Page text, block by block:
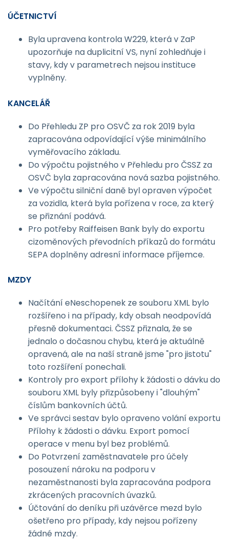
ÚČETNICTVÍ
Byla upravena kontrola W229, která v ZaP
upozorňuje na duplicitní VS, nyní zohledňuje i
stavy, kdy v parametrech nejsou instituce
vyplněny.
KANCELÁŘ
Do Přehledu ZP pro OSVČ za rok 2019 byla
zapracována odpovídající výše minimálního
vyměřovacího základu.
Do výpočtu pojistného v Přehledu pro ČSSZ za
OSVČ byla zapracována nová sazba pojistného.
Ve výpočtu silniční daně byl opraven výpočet
za vozidla, která byla pořízena v roce, za který
se přiznání podává.
Pro potřeby Raiffeisen Bank byly do exportu
cizoměnových převodních příkazů do formátu
SEPA doplněny adresní informace příjemce.
MZDY
Načítání eNeschopenek ze souboru XML bylo
rozšířeno i na případy, kdy obsah neodpovídá
přesně dokumentaci. ČSSZ přiznala, že se
jednalo o dočasnou chybu, která je aktuálně
opravená, ale na naší straně jsme "pro jistotu"
toto rozšíření ponechali.
Kontroly pro export přílohy k žádosti o dávku do
souboru XML byly přizpůsobeny i "dlouhým"
číslům bankovních účtů.
Ve správci sestav bylo opraveno volání exportu
Přílohy k žádosti o dávku. Export pomocí
operace v menu byl bez problémů.
Do Potvrzení zaměstnavatele pro účely
posouzení nároku na podporu v
nezaměstnanosti byla zapracována podpora
zkrácených pracovních úvazků.
Účtování do deníku při uzávěrce mezd bylo
ošetřeno pro případy, kdy nejsou pořízeny
žádné mzdy.